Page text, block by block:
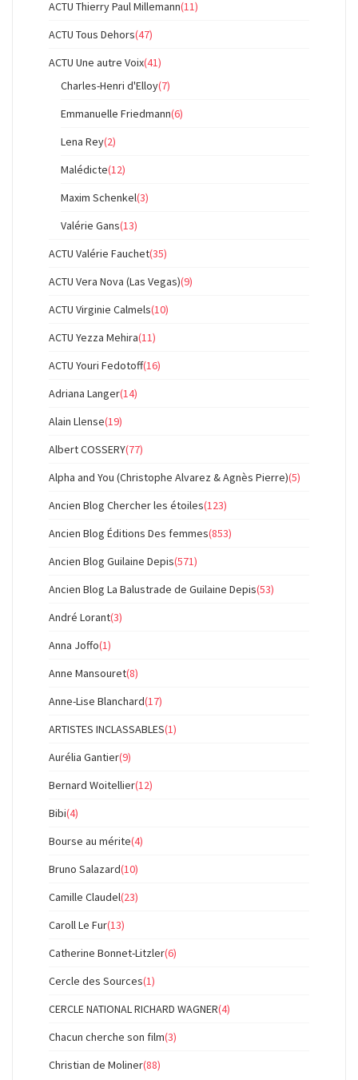
ACTU Thierry Paul Millemann(11)
ACTU Tous Dehors(47)
ACTU Une autre Voix(41)
Charles-Henri d'Elloy(7)
Emmanuelle Friedmann(6)
Lena Rey(2)
Malédicte(12)
Maxim Schenkel(3)
Valérie Gans(13)
ACTU Valérie Fauchet(35)
ACTU Vera Nova (Las Vegas)(9)
ACTU Virginie Calmels(10)
ACTU Yezza Mehira(11)
ACTU Youri Fedotoff(16)
Adriana Langer(14)
Alain Llense(19)
Albert COSSERY(77)
Alpha and You (Christophe Alvarez & Agnès Pierre)(5)
Ancien Blog Chercher les étoiles(123)
Ancien Blog Éditions Des femmes(853)
Ancien Blog Guilaine Depis(571)
Ancien Blog La Balustrade de Guilaine Depis(53)
André Lorant(3)
Anna Joffo(1)
Anne Mansouret(8)
Anne-Lise Blanchard(17)
ARTISTES INCLASSABLES(1)
Aurélia Gantier(9)
Bernard Woitellier(12)
Bibi(4)
Bourse au mérite(4)
Bruno Salazard(10)
Camille Claudel(23)
Caroll Le Fur(13)
Catherine Bonnet-Litzler(6)
Cercle des Sources(1)
CERCLE NATIONAL RICHARD WAGNER(4)
Chacun cherche son film(3)
Christian de Moliner(88)